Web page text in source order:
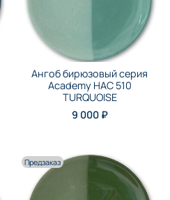
Ангоб бирюзовый серия
Academy НАС 510
TURQUOISE
9 000 ₽
Предзаказ